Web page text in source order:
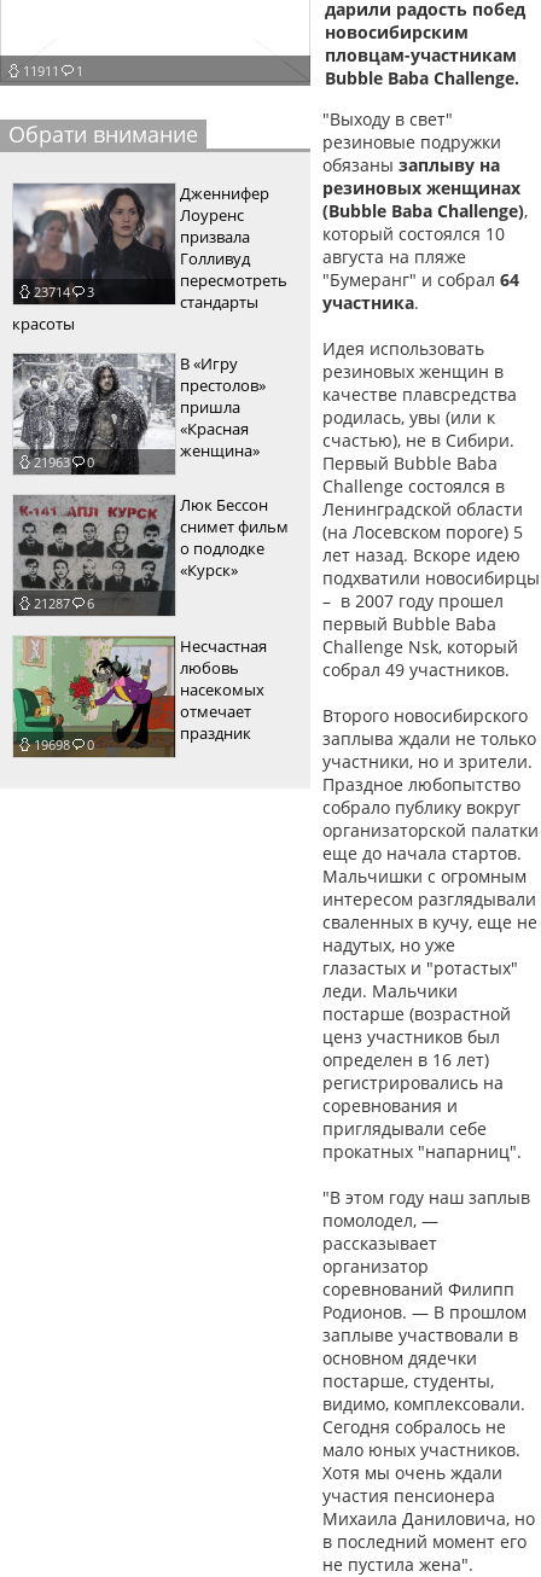
пїЅпїЅпїЅпїЅпїЅпїЅпїЅпїЅпїЅпїЅпїЅ
пїЅпїЅпїЅ
пїЅпїЅпїЅпїЅпїЅпїЅпїЅпїЅпїЅ
пїЅпїЅпїЅ пїЅпїЅпїЅпїЅпїЅ
пїЅпїЅпїЅ пїЅпїЅпїЅпїЅпїЅпїЅ
пїЅпїЅпїЅпїЅпїЅ
пїЅпїЅпїЅпїЅпїЅпїЅпїЅпїЅпїЅпїЅ
пїЅпїЅпїЅпїЅпїЅпїЅпїЅпїЅпїЅпїЅ
11911 1
Обрати внимание
23714 3
Дженнифер
Лоуренс
призвала
Голливуд
пересмотреть
стандарты
красоты
21963 0
В «Игру
престолов»
пришла
«Красная
женщина»
21287 6
Люк Бессон
снимет фильм
о подлодке
«Курск»
19698 0
Несчастная
любовь
насекомых
отмечает
праздник
дарили радость побед
новосибирским
пловцам-участникам
Bubble Baba Challenge.
"Выходу в свет"
резиновые подружки
обязаны заплыву на
резиновых женщинах
(Bubble Baba Challenge),
который состоялся 10
августа на пляже
"Бумеранг" и собрал 64
участника.
Идея использовать
резиновых женщин в
качестве плавсредства
родилась, увы (или к
счастью), не в Сибири.
Первый Bubble Baba
Challenge состоялся в
Ленинградской области
(на Лосевском пороге) 5
лет назад. Вскоре идею
подхватили новосибирцы
– в 2007 году прошел
первый Bubble Baba
Challenge Nsk, который
собрал 49 участников.
Второго новосибирского
заплыва ждали не только
участники, но и зрители.
Праздное любопытство
собрало публику вокруг
организаторской палатки
еще до начала стартов.
Мальчишки с огромным
интересом разглядывали
сваленных в кучу, еще не
надутых, но уже
глазастых и "ротастых"
леди. Мальчики
постарше (возрастной
ценз участников был
определен в 16 лет)
регистрировались на
соревнования и
приглядывали себе
прокатных "напарниц".
"В этом году наш заплыв
помолодел, —
рассказывает
организатор
соревнований Филипп
Родионов. — В прошлом
заплыве участвовали в
основном дядечки
постарше, студенты,
видимо, комплексовали.
Сегодня собралось не
мало юных участников.
Хотя мы очень ждали
участия пенсионера
Михаила Даниловича, но
в последний момент его
не пустила жена".